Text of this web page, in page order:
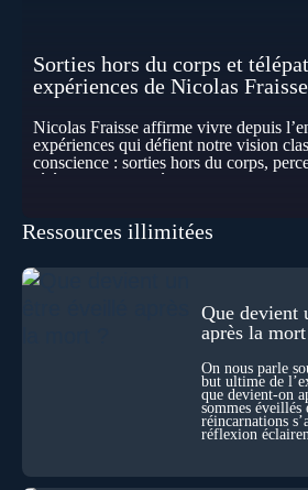
Sorties hors du corps et
expériences de Nicolas Fraisse
Nicolas Fraisse affirme vivre depuis
expériences qui défient notre vision
conscience : sorties hors du corps,
télépathie spontanée… Comment
les pensées d’autrui ? Que deviennent
disparaître ? Au fil de cet échange, Nicolas raconte ses
expériences les plus troublantes :
explorations du cosmos, présence
durant ses sorties, protocoles
sensation étrange d’être relié à bien
Sans doute. Mais encore faut-il
territoires avec lucidité, et rigueur…
Ressources illimitées
Que devient
après la
On nous parle
but ultime de
que devient-on
sommes éveillés
réincarnations
réflexion